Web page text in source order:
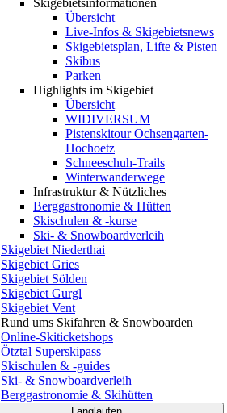
Skigebietsinformationen
Übersicht
Live-Infos & Skigebietsnews
Skigebietsplan, Lifte & Pisten
Skibus
Parken
Highlights im Skigebiet
Übersicht
WIDIVERSUM
Pistenskitour Ochsengarten-
Hochoetz
Schneeschuh-Trails
Winterwanderwege
Infrastruktur & Nützliches
Berggastronomie & Hütten
Skischulen & -kurse
Ski- & Snowboardverleih
Skigebiet Niederthai
Skigebiet Gries
Skigebiet Sölden
Skigebiet Gurgl
Skigebiet Vent
Rund ums Skifahren & Snowboarden
Online-Skiticketshops
Ötztal Superskipass
Skischulen & -guides
Ski- & Snowboardverleih
Berggastronomie & Skihütten